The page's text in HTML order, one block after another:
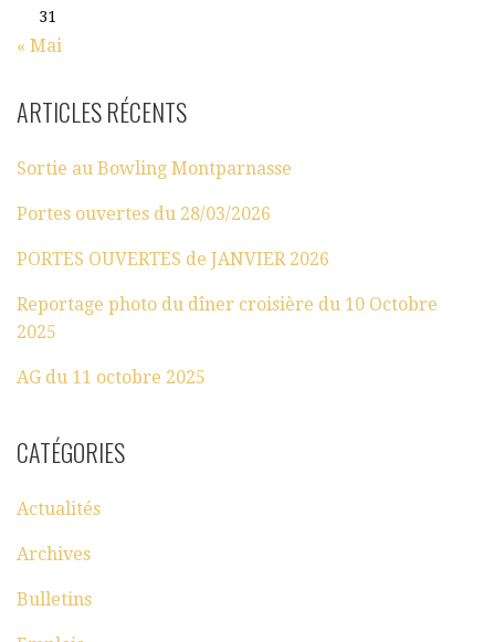
31
« Mai
ARTICLES RÉCENTS
Sortie au Bowling Montparnasse
Portes ouvertes du 28/03/2026
PORTES OUVERTES de JANVIER 2026
Reportage photo du dîner croisière du 10 Octobre
2025
AG du 11 octobre 2025
CATÉGORIES
Actualités
Archives
Bulletins